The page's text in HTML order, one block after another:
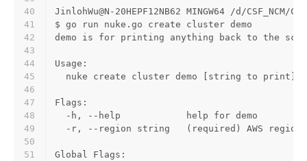
40
41
42
43
44
45
46
47
48
49
50
51
JinlohWu@N-20HEPF12NB62 MINGW64 /d/CSF_NCM/
$ go run nuke.go create cluster demo
demo is for printing anything back to the
Usage:
nuke create cluster demo [string to print]
Flags:
  -h, --help            help for demo
-r, --region string   (required) AWS region
Global Flags: